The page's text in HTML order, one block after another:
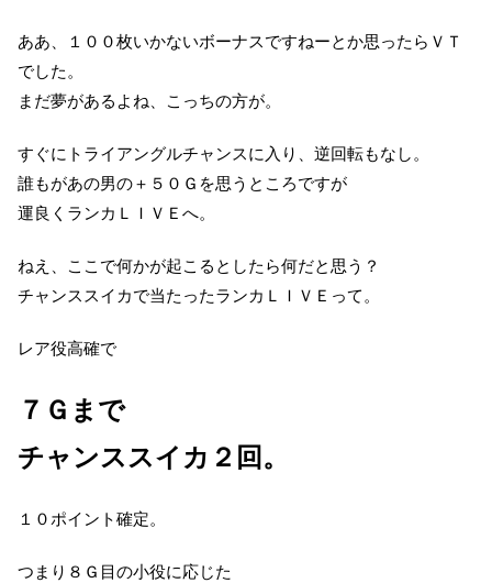
ああ、１００枚いかないボーナスですねーとか思ったらＶＴ
でした。
まだ夢があるよね、こっちの方が。
すぐにトライアングルチャンスに入り、逆回転もなし。
誰もがあの男の＋５０Ｇを思うところですが
運良くランカＬＩＶＥへ。
ねえ、ここで何かが起こるとしたら何だと思う？
チャンススイカで当たったランカＬＩＶＥって。
レア役高確で
７Ｇまで
チャンススイカ２回。
１０ポイント確定。
つまり８Ｇ目の小役に応じた